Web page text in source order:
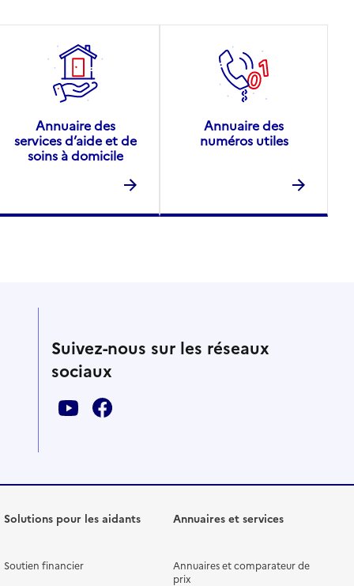
Annuaire des
services d’aide et de
soins à domicile
Annuaire des
numéros utiles
Suivez-nous sur les réseaux
sociaux
Solutions pour les aidants
Soutien financier
Annuaires et services
Annuaires et comparateur de
prix